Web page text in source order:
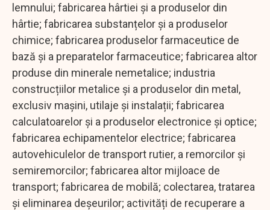
lemnului; fabricarea hârtiei și a produselor din
hârtie; fabricarea substanțelor și a produselor
chimice; fabricarea produselor farmaceutice de
bază și a preparatelor farmaceutice; fabricarea altor
produse din minerale nemetalice; industria
construcțiilor metalice și a produselor din metal,
exclusiv mașini, utilaje și instalații; fabricarea
calculatoarelor și a produselor electronice și optice;
fabricarea echipamentelor electrice; fabricarea
autovehiculelor de transport rutier, a remorcilor și
semiremorcilor; fabricarea altor mijloace de
transport; fabricarea de mobilă; colectarea, tratarea
și eliminarea deșeurilor; activități de recuperare a